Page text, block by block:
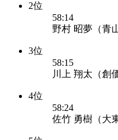
2位
58:14
野村 昭夢（青
3位
58:15
川上 翔太（創
4位
58:24
佐竹 勇樹（大